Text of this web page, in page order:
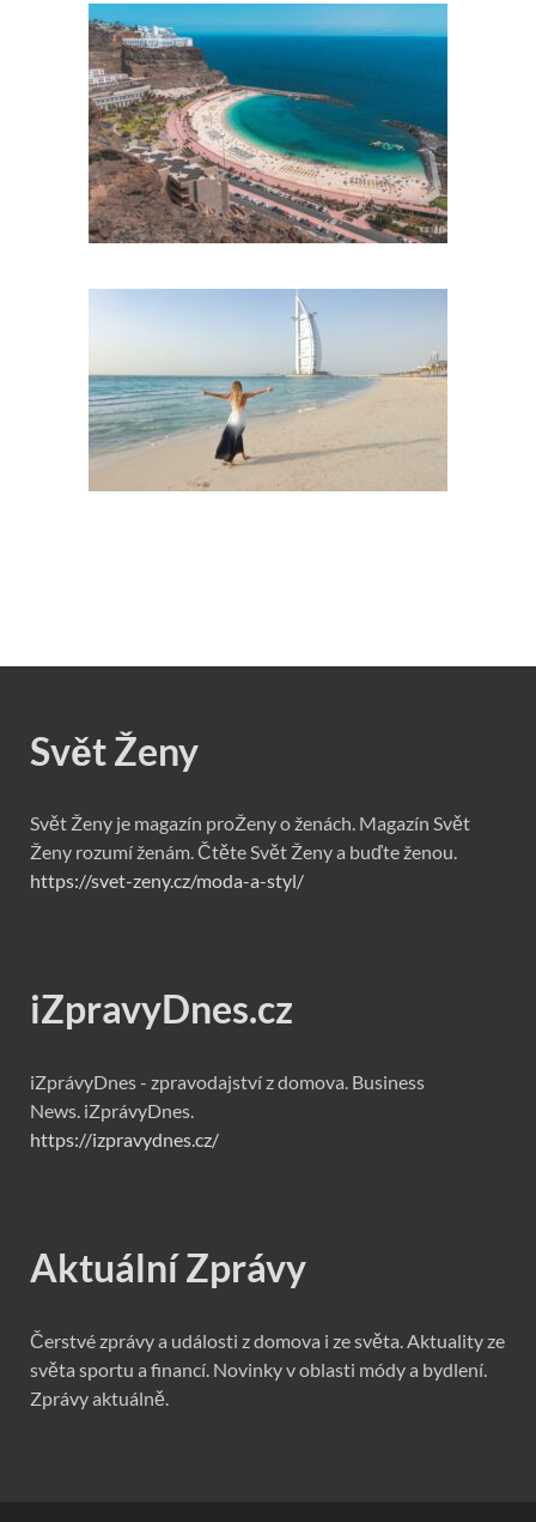
Svět Ženy
Svět Ženy je magazín proŽeny o ženách. Magazín Svět
Ženy rozumí ženám. Čtěte Svět Ženy a buďte ženou.
https://svet-zeny.cz/moda-a-styl/
iZpravyDnes.cz
iZprávyDnes - zpravodajství z domova. Business
News. iZprávyDnes.
https://izpravydnes.cz/
Aktuální Zprávy
Čerstvé zprávy a události z domova i ze světa. Aktuality ze
světa sportu a financí. Novinky v oblasti módy a bydlení.
Zprávy aktuálně.